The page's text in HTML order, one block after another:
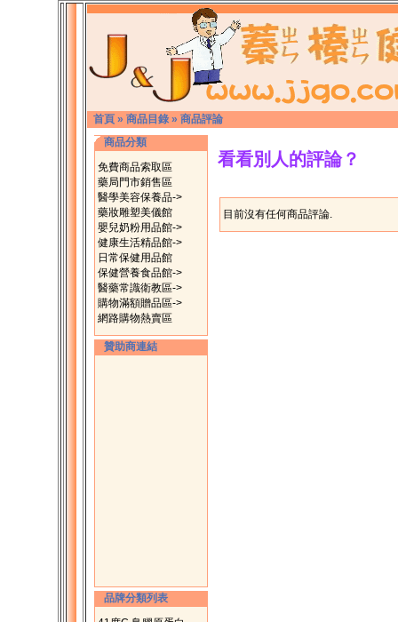
首頁 » 商品目錄 » 商品評論
商品分類
免費商品索取區
藥局門市銷售區
醫學美容保養品->
藥妝雕塑美儀館
嬰兒奶粉用品館->
健康生活精品館->
日常保健用品館
保健營養食品館->
醫藥常識衛教區->
購物滿額贈品區->
網路購物熱賣區
贊助商連結
品牌分類列表
看看別人的評論？
目前沒有任何商品評論.